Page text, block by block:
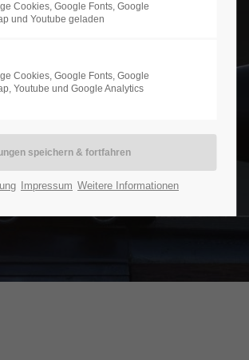
und
Cookies, Google Fonts, Google
und Youtube geladen
Cookies, Google Fonts, Google
Youtube und Google Analytics
Impressum Weitere Informationen